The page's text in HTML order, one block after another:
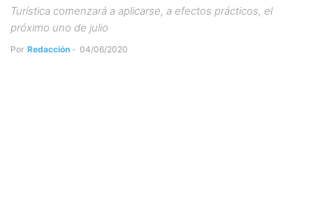
Turística comenzará a aplicarse, a efectos prácticos, el
próximo uno de julio
Por Redacción - 04/06/2020